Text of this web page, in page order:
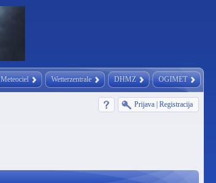
Meteociel Wetterzentrale DHMZ OGIMET
Prijava Registracija